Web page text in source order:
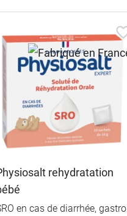
rehydratation
en cas de diarrhée, gastro